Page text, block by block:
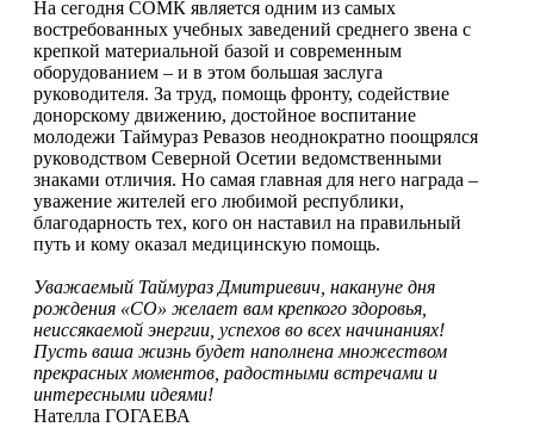
На сегодня СОМК является одним из самых
востребованных учебных заведений среднего звена с
крепкой материальной базой и современным
оборудованием – и в этом большая заслуга
руководителя. За труд, помощь фронту, содействие
донорскому движению, достойное воспитание
молодежи Таймураз Ревазов неоднократно поощрялся
руководством Северной Осетии ведомственными
знаками отличия. Но самая главная для него награда –
уважение жителей его любимой республики,
благодарность тех, кого он наставил на правильный
путь и кому оказал медицинскую помощь.
Уважаемый Таймураз Дмитриевич, накануне дня
рождения «СО» желает вам крепкого здоровья,
неиссякаемой энергии, успехов во всех начинаниях!
Пусть ваша жизнь будет наполнена множеством
прекрасных моментов, радостными встречами и
интересными идеями!
Нателла ГОГАЕВА